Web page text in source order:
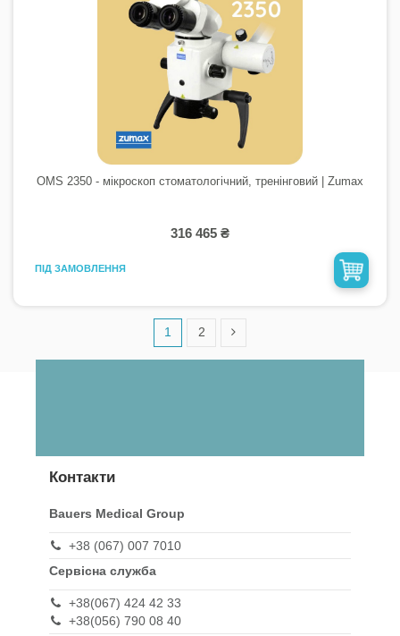
OMS 2350 - мікроскоп стоматологічний, тренінговий | Zumax
316 465 ₴
ПІД ЗАМОВЛЕННЯ
1 2
Контакти
Bauers Medical Group
+38 (067) 007 7010
Сервісна служба
+38(067) 424 42 33
+38(056) 790 08 40